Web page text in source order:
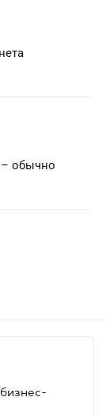
обычно